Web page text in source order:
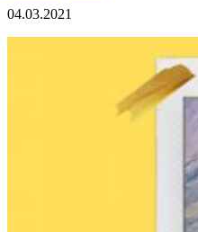
04.03.2021